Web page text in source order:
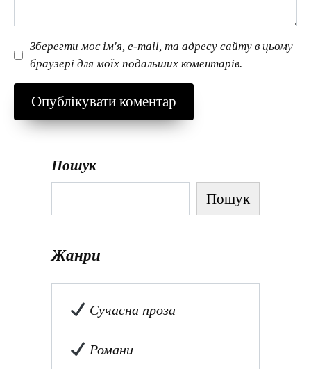
Зберегти моє ім'я, e-mail, та адресу сайту в цьому
браузері для моїх подальших коментарів.
Пошук
Пошук
Жанри
Сучасна проза
Романи